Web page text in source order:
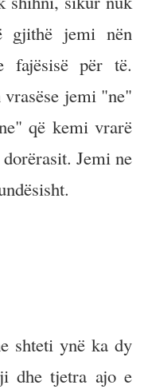
gjithë jemi nën
fajësisë për të.
jemi "ne"
që kemi vrarë
Jemi ne
shteti ynë ka dy
dhe tjetra ajo e